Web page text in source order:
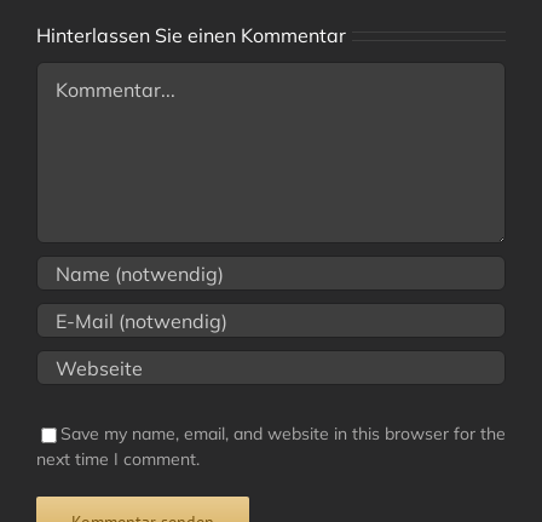
Hinterlassen Sie einen Kommentar
Comment
Save my name, email, and website in this browser for the
next time I comment.